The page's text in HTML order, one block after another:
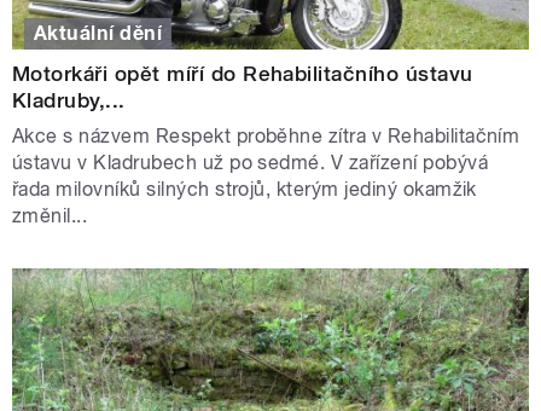
Aktuální dění
Motorkáři opět míří do Rehabilitačního ústavu
Kladruby,...
Akce s názvem Respekt proběhne zítra v Rehabilitačním
ústavu v Kladrubech už po sedmé. V zařízení pobývá
řada milovníků silných strojů, kterým jediný okamžik
změnil...